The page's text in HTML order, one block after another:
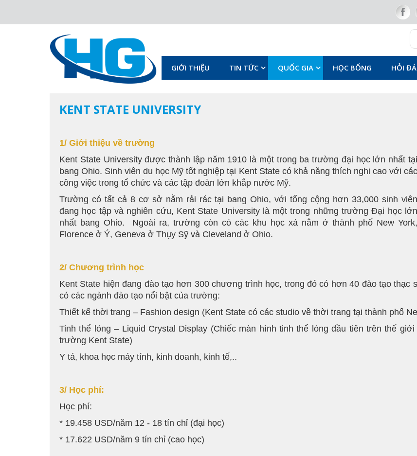
GIỚI THIỆU TIN TỨC QUỐC GIA HỌC BỔNG HỎI
KENT STATE UNIVERSITY
1/ Giới thiệu về trường
Kent State University được thành lập năm 1910 là một trong ba trường đại học lớn nhất tại
bang Ohio. Sinh viên du học Mỹ tốt nghiệp tại Kent State có khả năng thích nghi cao với các
công việc trong tổ chức và các tập đoàn lớn khắp nước Mỹ.
Trường có tất cả 8 cơ sở nằm rải rác tại bang Ohio, với tổng cộng hơn 33,000 sinh viên
đang học tập và nghiên cứu, Kent State University là một trong những trường Đại học lớn
nhất bang Ohio. Ngoài ra, trường còn có các khu học xá nằm ở thành phố New York,
Florence ở Ý, Geneva ở Thụy Sỹ và Cleveland ở Ohio.
2/ Chương trình học
Kent State hiện đang đào tạo hơn 300 chương trình học, trong đó có hơn 40 đào tạo thạc
có các ngành đào tạo nổi bật của trường:
Thiết kế thời trang – Fashion design (Kent State có các studio về thời trang tại thành phố
Tinh thể lỏng – Liquid Crystal Display (Chiếc màn hình tinh thể lỏng đầu tiên trên thế
trường Kent State)
Y tá, khoa học máy tính, kinh doanh, kinh tế,..
3/ Học phí:
Học phí:
* 19.458 USD/năm 12 - 18 tín chỉ (đại học)
* 17.622 USD/năm 9 tín chỉ (cao học)